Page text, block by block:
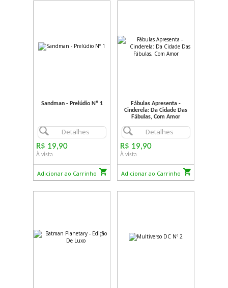
Sandman - Prelúdio Nº 1
Detalhes
R$ 19,90
À vista
Adicionar ao Carrinho
Fábulas Apresenta -
Cinderela: Da Cidade Das
Fábulas, Com Amor
Detalhes
R$ 19,90
À vista
Adicionar ao Carrinho